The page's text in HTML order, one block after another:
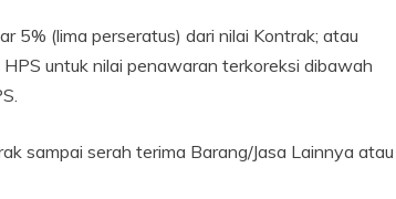
5% (lima perseratus) dari nilai Kontrak; atau
untuk nilai penawaran terkoreksi dibawah
sampai serah terima Barang/Jasa Lainnya atau